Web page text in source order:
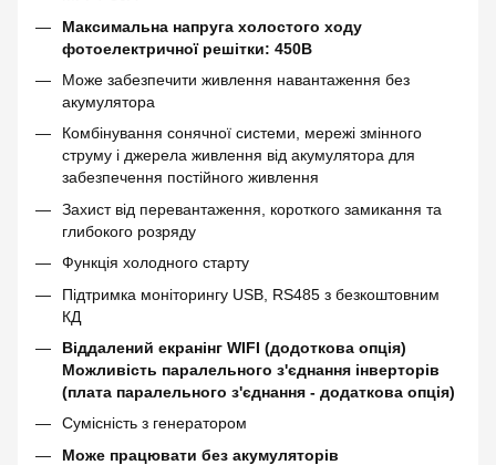
Максимальна напруга холостого ходу
фотоелектричної решітки: 450В
Може забезпечити живлення навантаження без
акумулятора
Комбінування сонячної системи, мережі змінного
струму і джерела живлення від акумулятора для
забезпечення постійного живлення
Захист від перевантаження, короткого замикання та
глибокого розряду
Функція холодного старту
Підтримка моніторингу USB, RS485 з безкоштовним
КД
Віддалений екранінг WIFI (додоткова опція)
Можливість паралельного з'єднання інверторів
(плата паралельного з'єднання - додаткова опція)
Сумісність з генератором
Може працювати без акумуляторів